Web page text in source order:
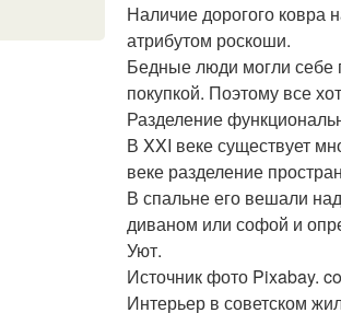
Наличие дорогого ковра
атрибутом роскоши.
Бедные люди могли себе
покупкой. Поэтому все
Разделение
В XXI веке существует
веке разделение
В спальне его вешали
диваном или софой и
Уют.
Источник фото Pixabay.
Интерьер в советском